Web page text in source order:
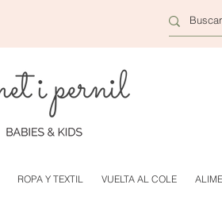
ROPA Y TEXTIL VUELTA AL COLE